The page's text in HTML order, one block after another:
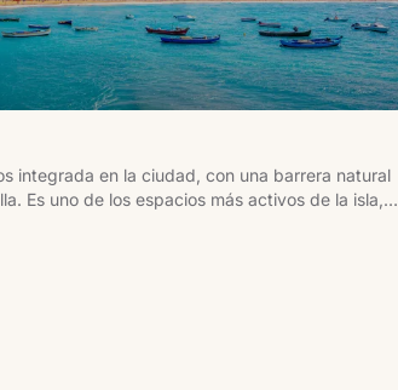
integrada en la ciudad, con una barrera natural
Es uno de los espacios más activos de la isla,